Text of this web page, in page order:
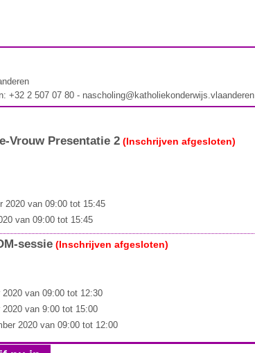
+32 2 507 07 80 - nascholing@katholiekonderwijs.vlaanderen
Vrouw Presentatie 2 (Inschrijven afgesloten)
2020 van 09:00 tot 15:45
van 09:00 tot 15:45
sessie (Inschrijven afgesloten)
van 09:00 tot 12:30
van 9:00 tot 15:00
2020 van 09:00 tot 12:00